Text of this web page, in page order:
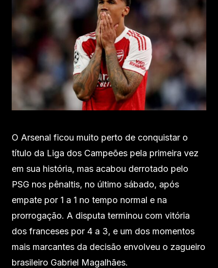
O Arsenal ficou muito perto de conquistar o
título da Liga dos Campeões pela primeira vez
em sua história, mas acabou derrotado pelo
PSG nos pênaltis, no último sábado, após
empate por 1 a 1 no tempo normal e na
prorrogação. A disputa terminou com vitória
dos franceses por 4 a 3, e um dos momentos
mais marcantes da decisão envolveu o zagueiro
brasileiro Gabriel Magalhães.